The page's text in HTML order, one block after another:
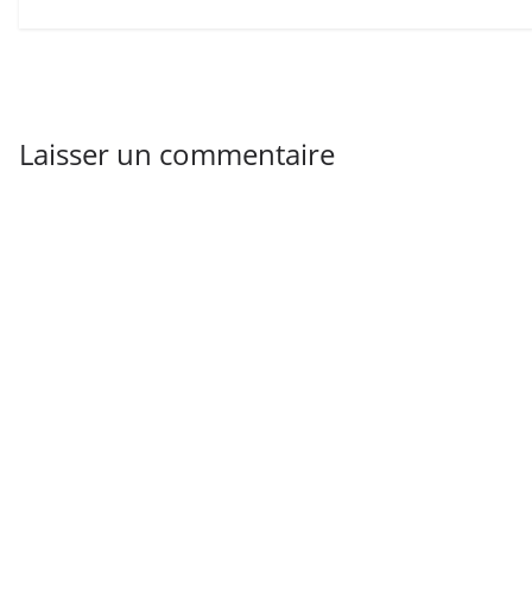
Laisser un commentaire